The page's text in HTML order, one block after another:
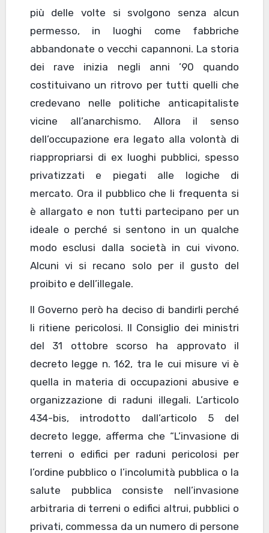
più delle volte si svolgono senza alcun
permesso, in luoghi come fabbriche
abbandonate o vecchi capannoni. La storia
dei rave inizia negli anni ’90 quando
costituivano un ritrovo per tutti quelli che
credevano nelle politiche anticapitaliste
vicine all’anarchismo. Allora il senso
dell’occupazione era legato alla volontà di
riappropriarsi di ex luoghi pubblici, spesso
privatizzati e piegati alle logiche di
mercato. Ora il pubblico che li frequenta si
è allargato e non tutti partecipano per un
ideale o perché si sentono in un qualche
modo esclusi dalla società in cui vivono.
Alcuni vi si recano solo per il gusto del
proibito e dell’illegale.
Il Governo però ha deciso di bandirli perché
li ritiene pericolosi. Il Consiglio dei ministri
del 31 ottobre scorso ha approvato il
decreto legge n. 162, tra le cui misure vi è
quella in materia di occupazioni abusive e
organizzazione di raduni illegali. L’articolo
434-bis, introdotto dall’articolo 5 del
decreto legge, afferma che “L’invasione di
terreni o edifici per raduni pericolosi per
l’ordine pubblico o l’incolumità pubblica o la
salute pubblica consiste nell’invasione
arbitraria di terreni o edifici altrui, pubblici o
privati, commessa da un numero di persone